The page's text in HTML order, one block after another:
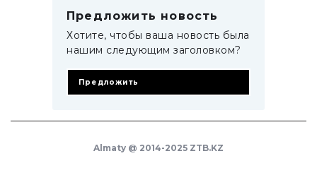
Предложить новость
Хотите, чтобы ваша новость была
нашим следующим заголовком?
Предложить
Almaty @ 2014-2025 ZTB.KZ